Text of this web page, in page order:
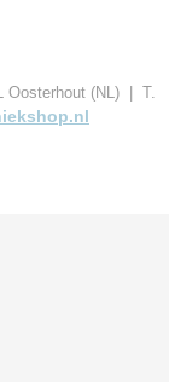
Oosterhout (NL) | T.